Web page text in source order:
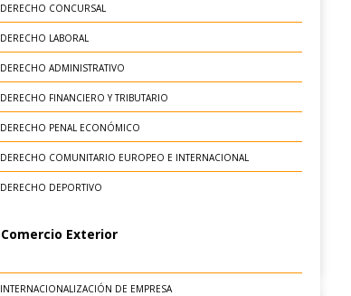
DERECHO CONCURSAL
DERECHO LABORAL
DERECHO ADMINISTRATIVO
DERECHO FINANCIERO Y TRIBUTARIO
DERECHO PENAL ECONÓMICO
DERECHO COMUNITARIO EUROPEO E INTERNACIONAL
DERECHO DEPORTIVO
Comercio Exterior
INTERNACIONALIZACIÓN DE EMPRESA